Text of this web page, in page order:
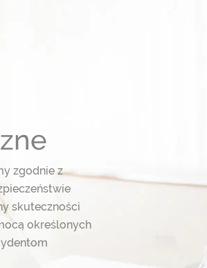
zgodnie z
skuteczności
określonych